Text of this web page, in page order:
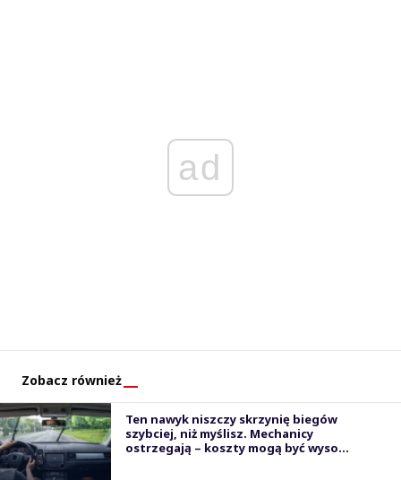
ad
Zobacz również
Ten nawyk niszczy skrzynię biegów
szybciej, niż myślisz. Mechanicy
ostrzegają – koszty mogą być wyso...